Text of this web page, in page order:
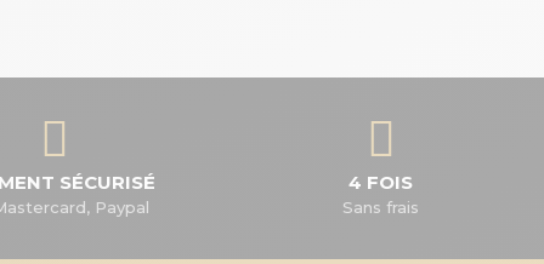
SÉCURISÉ
Paypal
4 FOIS
Sans frais